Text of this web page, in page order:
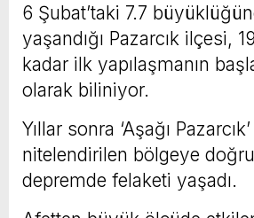
6 Şubat’taki 7.7
yaşandığı Pazarcık ilçesi,
kadar ilk yapılaşmanın
olarak biliniyor.
Yıllar sonra ‘Aşağı
nitelendirilen bölgeye
depremde felaketi yaşadı.